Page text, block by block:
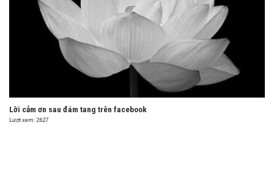
Lời cảm ơn sau đám tang trên facebook
Lượt xem: 2627